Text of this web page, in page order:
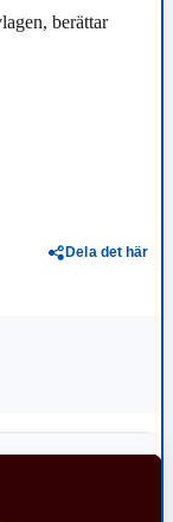
berättar
Dela det här